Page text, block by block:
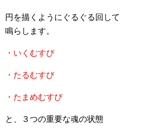
円を描くようにぐるぐる回して
鳴らします。
・いくむすび
・たるむすび
・たまめむすび
と、３つの重要な魂の状態